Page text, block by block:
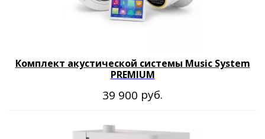
Комплект акустической системы Music System
PREMIUM
39 900 руб.